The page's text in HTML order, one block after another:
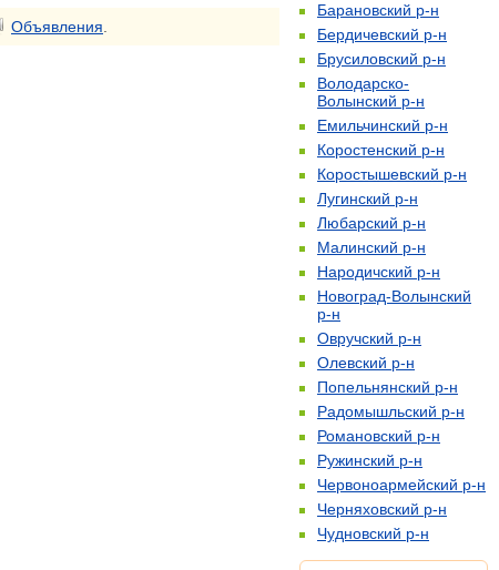
Объявления
Барановский р-н
Бердичевский р-н
Брусиловский р-н
Володарско-
Волынский р-н
Емильчинский р-н
Коростенский р-н
Коростышевский р-н
Лугинский р-н
Любарский р-н
Малинский р-н
Народичский р-н
Новоград-Волынский
р-н
Овручский р-н
Олевский р-н
Попельнянский р-н
Радомышльский р-н
Романовский р-н
Ружинский р-н
Червоноармейский р-н
Черняховский р-н
Чудновский р-н